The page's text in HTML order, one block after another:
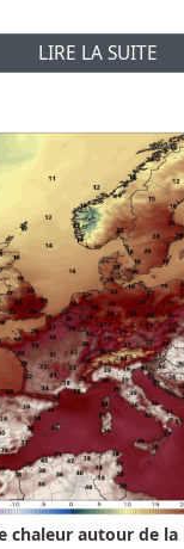
LIRE LA SUITE
chaleur autour de